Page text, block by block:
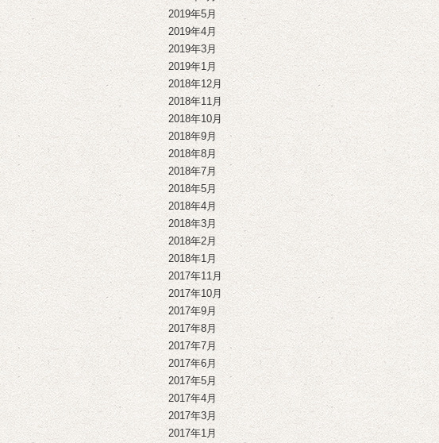
2019年5月
2019年4月
2019年3月
2019年1月
2018年12月
2018年11月
2018年10月
2018年9月
2018年8月
2018年7月
2018年5月
2018年4月
2018年3月
2018年2月
2018年1月
2017年11月
2017年10月
2017年9月
2017年8月
2017年7月
2017年6月
2017年5月
2017年4月
2017年3月
2017年1月